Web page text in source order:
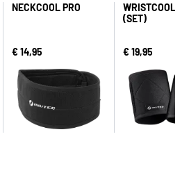
NECKCOOL PRO
€ 14,95
WRISTCOOL
(SET)
€ 19,95